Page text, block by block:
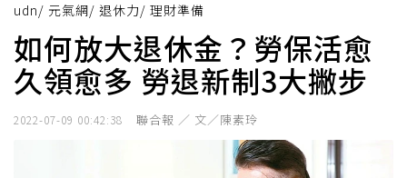
udn/ 元氣網/ 退休力/ 理財準備
如何放大退休金？勞保活愈
久領愈多 勞退新制3大撇步
2022-07-09 00:42:38 聯合報 ／ 文／陳素玲